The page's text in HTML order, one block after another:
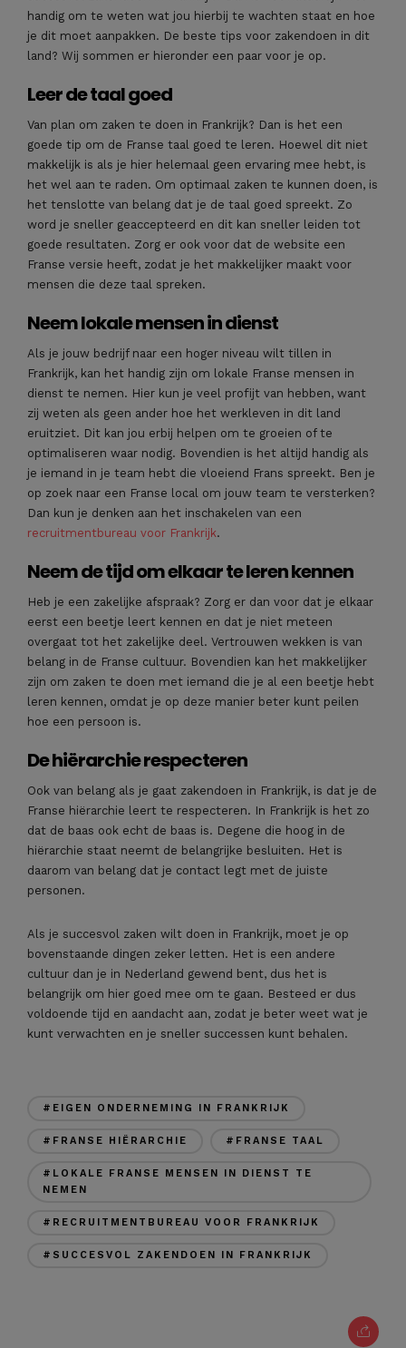
handig om te weten wat jou hierbij te wachten staat en hoe
je dit moet aanpakken. De beste tips voor zakendoen in dit
land? Wij sommen er hieronder een paar voor je op.
Leer de taal goed
Van plan om zaken te doen in Frankrijk? Dan is het een
goede tip om de Franse taal goed te leren. Hoewel dit niet
makkelijk is als je hier helemaal geen ervaring mee hebt, is
het wel aan te raden. Om optimaal zaken te kunnen doen, is
het tenslotte van belang dat je de taal goed spreekt. Zo
word je sneller geaccepteerd en dit kan sneller leiden tot
goede resultaten. Zorg er ook voor dat de website een
Franse versie heeft, zodat je het makkelijker maakt voor
mensen die deze taal spreken.
Neem lokale mensen in dienst
Als je jouw bedrijf naar een hoger niveau wilt tillen in
Frankrijk, kan het handig zijn om lokale Franse mensen in
dienst te nemen. Hier kun je veel profijt van hebben, want
zij weten als geen ander hoe het werkleven in dit land
eruitziet. Dit kan jou erbij helpen om te groeien of te
optimaliseren waar nodig. Bovendien is het altijd handig als
je iemand in je team hebt die vloeiend Frans spreekt. Ben je
op zoek naar een Franse local om jouw team te versterken?
Dan kun je denken aan het inschakelen van een
recruitmentbureau voor Frankrijk.
Neem de tijd om elkaar te leren kennen
Heb je een zakelijke afspraak? Zorg er dan voor dat je elkaar
eerst een beetje leert kennen en dat je niet meteen
overgaat tot het zakelijke deel. Vertrouwen wekken is van
belang in de Franse cultuur. Bovendien kan het makkelijker
zijn om zaken te doen met iemand die je al een beetje hebt
leren kennen, omdat je op deze manier beter kunt peilen
hoe een persoon is.
De hiërarchie respecteren
Ook van belang als je gaat zakendoen in Frankrijk, is dat je de
Franse hiërarchie leert te respecteren. In Frankrijk is het zo
dat de baas ook echt de baas is. Degene die hoog in de
hiërarchie staat neemt de belangrijke besluiten. Het is
daarom van belang dat je contact legt met de juiste
personen.
Als je succesvol zaken wilt doen in Frankrijk, moet je op
bovenstaande dingen zeker letten. Het is een andere
cultuur dan je in Nederland gewend bent, dus het is
belangrijk om hier goed mee om te gaan. Besteed er dus
voldoende tijd en aandacht aan, zodat je beter weet wat je
kunt verwachten en je sneller successen kunt behalen.
#EIGEN ONDERNEMING IN FRANKRIJK
#FRANSE HIËRARCHIE #FRANSE TAAL
#LOKALE FRANSE MENSEN IN DIENST TE
NEMEN
#RECRUITMENTBUREAU VOOR FRANKRIJK
#SUCCESVOL ZAKENDOEN IN FRANKRIJK